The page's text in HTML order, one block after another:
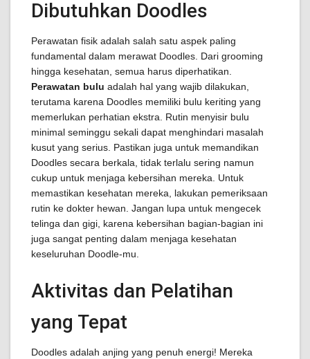
Dibutuhkan Doodles
Perawatan fisik adalah salah satu aspek paling
fundamental dalam merawat Doodles. Dari grooming
hingga kesehatan, semua harus diperhatikan.
Perawatan bulu adalah hal yang wajib dilakukan,
terutama karena Doodles memiliki bulu keriting yang
memerlukan perhatian ekstra. Rutin menyisir bulu
minimal seminggu sekali dapat menghindari masalah
kusut yang serius. Pastikan juga untuk memandikan
Doodles secara berkala, tidak terlalu sering namun
cukup untuk menjaga kebersihan mereka. Untuk
memastikan kesehatan mereka, lakukan pemeriksaan
rutin ke dokter hewan. Jangan lupa untuk mengecek
telinga dan gigi, karena kebersihan bagian-bagian ini
juga sangat penting dalam menjaga kesehatan
keseluruhan Doodle-mu.
Aktivitas dan Pelatihan
yang Tepat
Doodles adalah anjing yang penuh energi! Mereka